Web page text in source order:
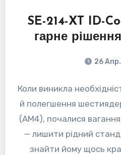
SE-214-XT ID-
гарне
26
Коли виникла
й полегшення
(AM4), почалися
— лишити рідний
знайти йому щось